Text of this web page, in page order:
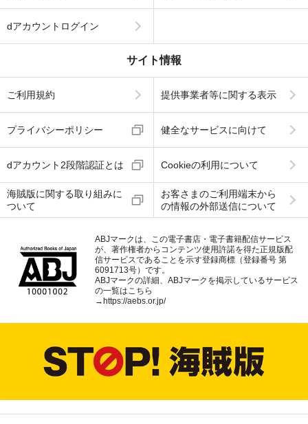
dアカウントログイン
サイト情報
ご利用規約 提供事業者等に関する表示
プライバシーポリシー 健全なサービスに向けて
dアカウント2段階認証とは Cookieの利用について
海賊版に関する取り組みに
ついて
お客さまのご利用端末から
の情報の外部送信について
ABJマークは、この電子書店・電子書籍配信サービス
が、著作権者からコンテンツ使用許諾を得た正規版配
信サービスであることを示す登録商標（登録番号 第
6091713号）です。
ABJマークの詳細、ABJマークを掲示しているサービス
の一覧はこちら
→ https://aebs.or.jp/